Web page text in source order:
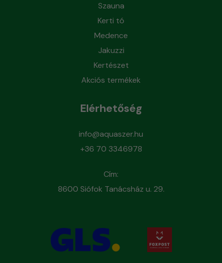
Szauna
Kerti tó
Medence
Jakuzzi
Kertészet
Akciós termékek
Elérhetőség
info@aquaszer.hu
+36 70 3346978
Cím:
8600 Siófok Tanácsház u. 29.